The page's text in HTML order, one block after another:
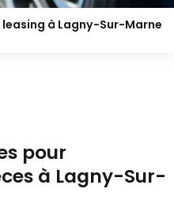
à Lagny-Sur-Marne
pour
à Lagny-Sur-